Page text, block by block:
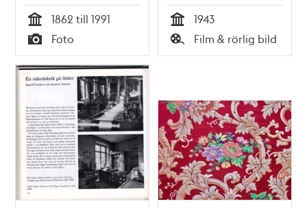
Tid
1862 till 1991
Typ
Foto Tid
1943
Typ
Film & rörlig bild